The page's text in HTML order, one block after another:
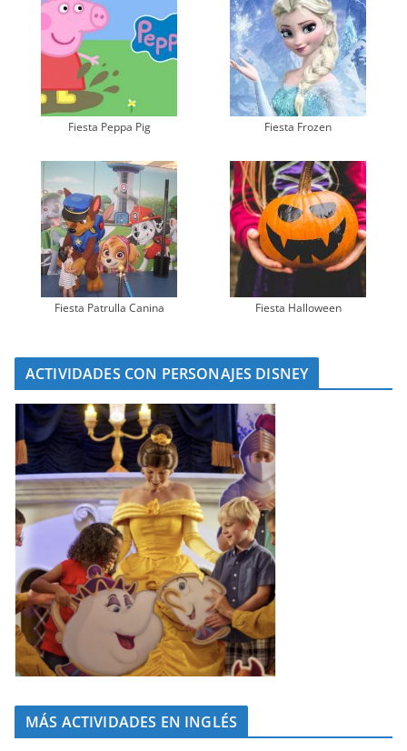
Fiesta Peppa Pig Fiesta Frozen
Fiesta Patrulla Canina Fiesta Halloween
ACTIVIDADES CON PERSONAJES DISNEY
MÁS ACTIVIDADES EN INGLÉS